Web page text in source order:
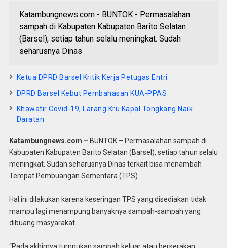
Katambungnews.com - BUNTOK - Permasalahan
sampah di Kabupaten Kabupaten Barito Selatan
(Barsel), setiap tahun selalu meningkat. Sudah
seharusnya Dinas
Ketua DPRD Barsel Kritik Kerja Petugas Entri
DPRD Barsel Kebut Pembahasan KUA-PPAS
Khawatir Covid-19, Larang Kru Kapal Tongkang Naik
Daratan
Katambungnews.com – BUNTOK – Permasalahan sampah di
Kabupaten Kabupaten Barito Selatan (Barsel), setiap tahun selalu
meningkat. Sudah seharusnya Dinas terkait bisa menambah
Tempat Pembuangan Sementara (TPS).
Hal ini dilakukan karena keseringan TPS yang disediakan tidak
mampu lagi menampung banyaknya sampah-sampah yang
dibuang masyarakat.
“Pada akhirnya tumpukan sampah keluar atau berserakan